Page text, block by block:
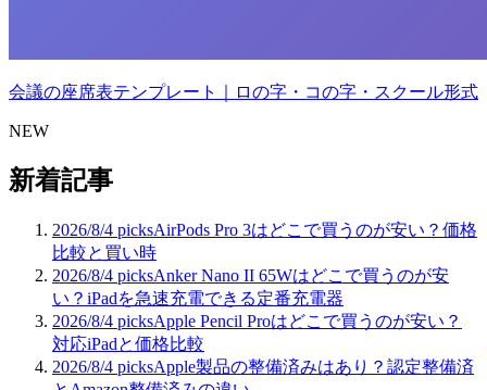
会議の座席表テンプレート｜ロの字・コの字・スクール形式
NEW
新着記事
2026/8/4 picksAirPods Pro 3はどこで買うのが安い？価格
比較と買い時
2026/8/4 picksAnker Nano II 65Wはどこで買うのが安
い？iPadを急速充電できる定番充電器
2026/8/4 picksApple Pencil Proはどこで買うのが安い？
対応iPadと価格比較
2026/8/4 picksApple製品の整備済みはあり？認定整備済